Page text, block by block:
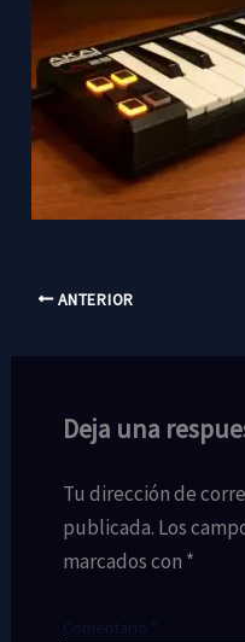
ANTERIOR
Deja una
Tu dirección de
publicada. Los
marcados con *